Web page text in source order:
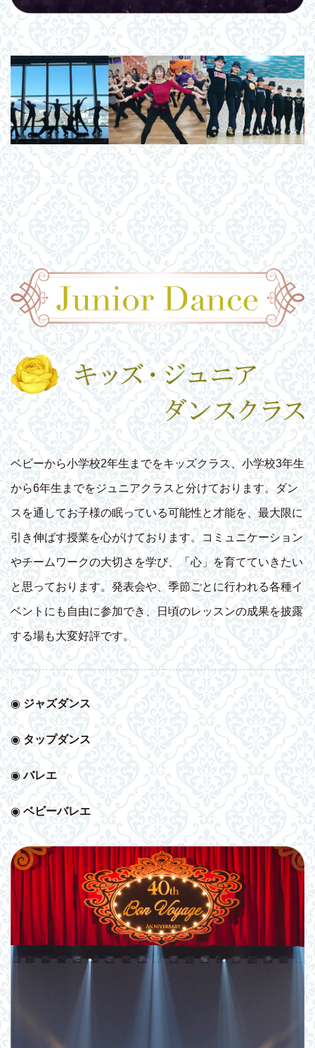
ベビーから小学校2年生までをキッズクラス、小学校3年生
から6年生までをジュニアクラスと分けております。ダン
スを通してお子様の眠っている可能性と才能を、最大限に
引き伸ばす授業を心がけております。コミュニケーション
やチームワークの大切さを学び、「心」を育てていきたい
と思っております。発表会や、季節ごとに行われる各種イ
ベントにも自由に参加でき、日頃のレッスンの成果を披露
する場も大変好評です。
◉ ジャズダンス
◉ タップダンス
◉バレエ
◉ベビーバレエ